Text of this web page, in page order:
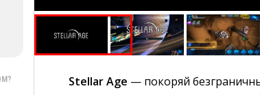
Stellar Age — покоряй